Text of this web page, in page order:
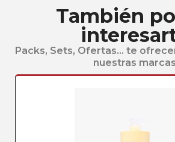
También
Packs, Sets, Ofertas... te
nuestras marcas